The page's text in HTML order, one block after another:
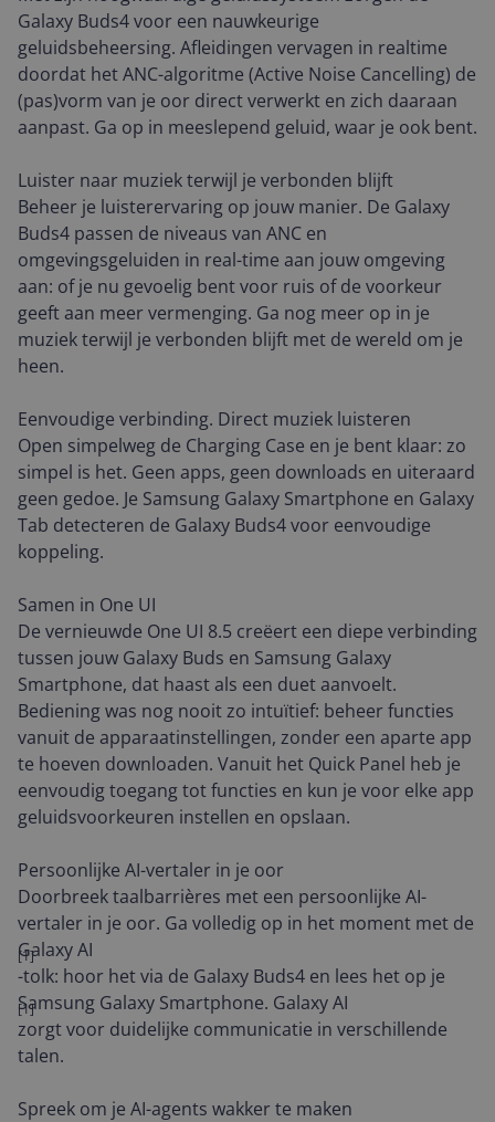
Galaxy Buds4 voor een nauwkeurige
geluidsbeheersing. Afleidingen vervagen in realtime
doordat het ANC-algoritme (Active Noise Cancelling) de
(pas)vorm van je oor direct verwerkt en zich daaraan
aanpast. Ga op in meeslepend geluid, waar je ook bent.
Luister naar muziek terwijl je verbonden blijft
Beheer je luisterervaring op jouw manier. De Galaxy
Buds4 passen de niveaus van ANC en
omgevingsgeluiden in real-time aan jouw omgeving
aan: of je nu gevoelig bent voor ruis of de voorkeur
geeft aan meer vermenging. Ga nog meer op in je
muziek terwijl je verbonden blijft met de wereld om je
heen.
Eenvoudige verbinding. Direct muziek luisteren
Open simpelweg de Charging Case en je bent klaar: zo
simpel is het. Geen apps, geen downloads en uiteraard
geen gedoe. Je Samsung Galaxy Smartphone en Galaxy
Tab detecteren de Galaxy Buds4 voor eenvoudige
koppeling.
Samen in One UI
De vernieuwde One UI 8.5 creëert een diepe verbinding
tussen jouw Galaxy Buds en Samsung Galaxy
Smartphone, dat haast als een duet aanvoelt.
Bediening was nog nooit zo intuïtief: beheer functies
vanuit de apparaatinstellingen, zonder een aparte app
te hoeven downloaden. Vanuit het Quick Panel heb je
eenvoudig toegang tot functies en kun je voor elke app
geluidsvoorkeuren instellen en opslaan.
Persoonlijke AI-vertaler in je oor
Doorbreek taalbarrières met een persoonlijke AI-
vertaler in je oor. Ga volledig op in het moment met de
Galaxy AI
[1]
-tolk: hoor het via de Galaxy Buds4 en lees het op je
Samsung Galaxy Smartphone. Galaxy AI
[1]
zorgt voor duidelijke communicatie in verschillende
talen.
Spreek om je AI-agents wakker te maken